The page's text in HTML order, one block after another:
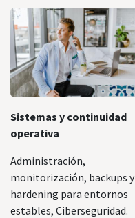
Sistemas y continuidad
operativa
Administración,
monitorización, backups y
hardening para entornos
estables, Ciberseguridad.